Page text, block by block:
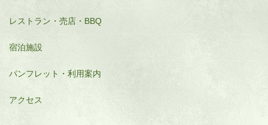
レストラン・売店・BBQ
宿泊施設
パンフレット・利用案内
アクセス